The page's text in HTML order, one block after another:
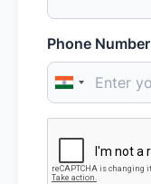
Phone Number